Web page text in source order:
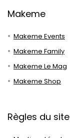
Makeme
Makeme Events
Makeme Family
Makeme Le Mag
Makeme Shop
Règles du site